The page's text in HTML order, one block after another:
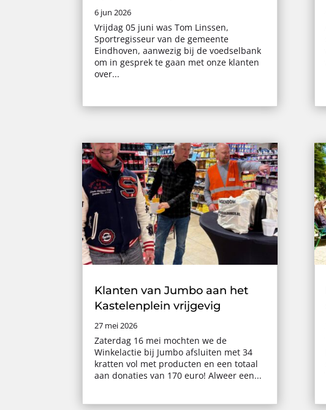
6 jun 2026
Vrijdag 05 juni was Tom Linssen,
Sportregisseur van de gemeente
Eindhoven, aanwezig bij de voedselbank
om in gesprek te gaan met onze klanten
over...
Klanten van Jumbo aan het
Kastelenplein vrijgevig
27 mei 2026
Zaterdag 16 mei mochten we de
Winkelactie bij Jumbo afsluiten met 34
kratten vol met producten en een totaal
aan donaties van 170 euro! Alweer een...